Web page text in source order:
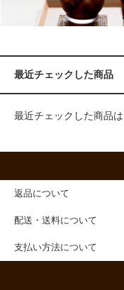
最近チェックした商品
最近チェックした商品は
返品について
配送・送料について
支払い方法について